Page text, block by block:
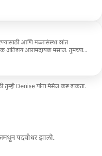
आणि मज्जासंस्था शांत
अतिशय आरामदायक मसाज. तुमच्या
तुम्ही Denise यांना मेसेज करू शकता.
पदवीधर झालो.